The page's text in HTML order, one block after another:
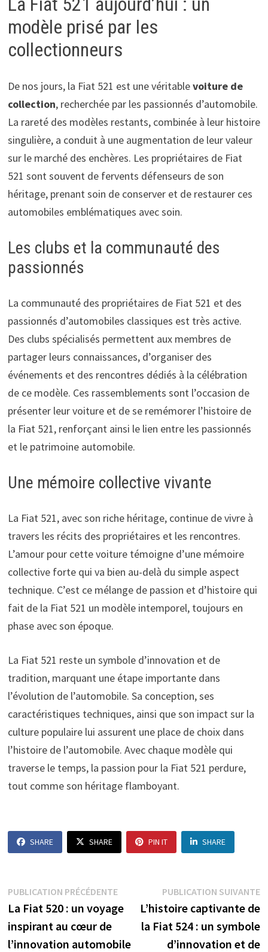
modèle prisé par les
collectionneurs
De nos jours, la Fiat 521 est une véritablevoiture de
collection, recherchée par les passionnés d’automobile.
La rareté des modèles restants, combinée à leur histoire
singulière, a conduit à une augmentation de leur valeur
sur le marché des enchères. Les propriétaires de Fiat
521 sont souvent de fervents défenseurs de son
héritage, prenant soin de conserver et de restaurer ces
automobiles emblématiques avec soin.
Les clubs et la communauté des
passionnés
La communauté des propriétaires de Fiat 521 et des
passionnés d’automobiles classiques est très active.
Des clubs spécialisés permettent aux membres de
partager leurs connaissances, d’organiser des
événements et des rencontres dédiés à la célébration
de ce modèle. Ces rassemblements sont l’occasion de
présenter leur voiture et de se remémorer l’histoire de
la Fiat 521, renforçant ainsi le lien entre les passionnés
et le patrimoine automobile.
Une mémoire collective vivante
La Fiat 521, avec son riche héritage, continue de vivre à
travers les récits des propriétaires et les rencontres.
L’amour pour cette voiture témoigne d’une mémoire
collective forte qui va bien au-delà du simple aspect
technique. C’est ce mélange de passion et d’histoire qui
fait de la Fiat 521 un modèle intemporel, toujours en
phase avec son époque.
La Fiat 521 reste un symbole d’innovation et de
tradition, marquant une étape importante dans
l’évolution de l’automobile. Sa conception, ses
caractéristiques techniques, ainsi que son impact sur la
culture populaire lui assurent une place de choix dans
l’histoire de l’automobile. Avec chaque modèle qui
traverse le temps, la passion pour la Fiat 521 perdure,
tout comme son héritage flamboyant.
SHARE SHARE PIN IT SHARE
Navigation
de
l’article
PUBLICATION PRÉCÉDENTEPublication
précédente :
La Fiat 520 : un voyage
inspirant au cœur de
l’innovation automobile
PUBLICATION SUIVANTE
L’histoire captivante de
la Fiat 524 : un symbole
d’innovation et de